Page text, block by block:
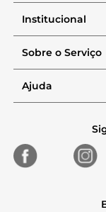
Institucional
Sobre o Serviço
Ajuda